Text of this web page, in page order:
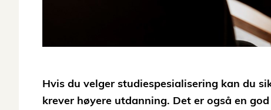
Hvis du velger studiespesialisering kan du
krever høyere utdanning. Det er også en